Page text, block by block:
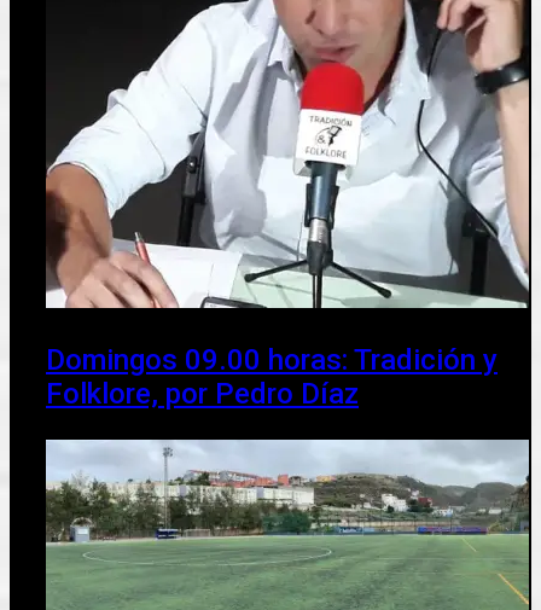
Domingos 09.00 horas: Tradición y
Folklore, por Pedro Díaz